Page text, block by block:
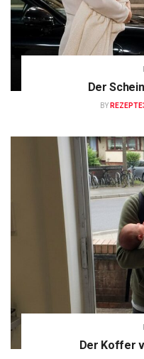
Der
BY
Der Koffer